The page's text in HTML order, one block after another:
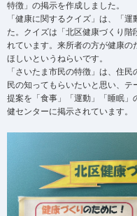
特徴」の掲示を作成しました。
「健康に関するクイズ」は、「
た。クイズは「北区健康づくり階
れています。来所者の方が健康の
ほしいというねらいです。
「さいたま市民の特徴」は、住
民の知ってもらいたいと思い、
提案を「食事」「運動」「睡眠
健センターに掲示されています。